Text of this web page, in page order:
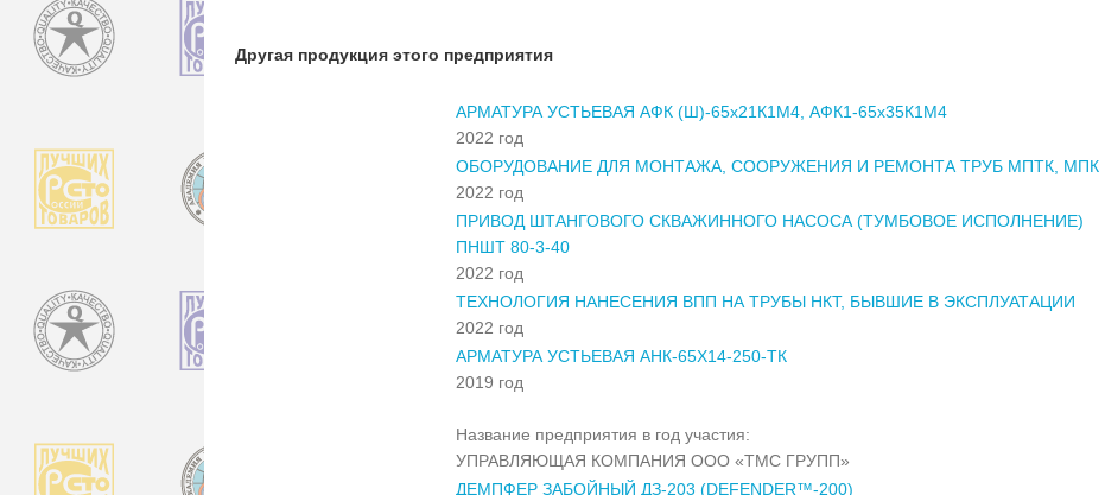
Другая продукция этого предприятия
АРМАТУРА УСТЬЕВАЯ АФК (Ш)-65x21К1М4, АФК1-65x35К1М4
2022 год
ОБОРУДОВАНИЕ ДЛЯ МОНТАЖА, СООРУЖЕНИЯ И РЕМОНТА ТРУБ МПТК, МПК
2022 год
ПРИВОД ШТАНГОВОГО СКВАЖИННОГО НАСОСА (ТУМБОВОЕ ИСПОЛНЕНИЕ)
ПНШТ 80-3-40
2022 год
ТЕХНОЛОГИЯ НАНЕСЕНИЯ ВПП НА ТРУБЫ НКТ, БЫВШИЕ В ЭКСПЛУАТАЦИИ
2022 год
АРМАТУРА УСТЬЕВАЯ АНК-65Х14-250-ТК
2019 год
Название предприятия в год участия:
УПРАВЛЯЮЩАЯ КОМПАНИЯ ООО «ТМС ГРУПП»
ДЕМПФЕР ЗАБОЙНЫЙ ДЗ-203 (DEFENDER™-200)